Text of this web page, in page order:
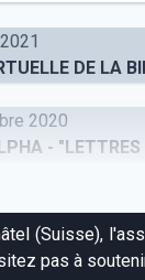
DE LA
2020
- "LETTRES
(Suisse),
pas à